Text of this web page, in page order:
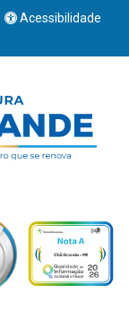
Acessibilidade